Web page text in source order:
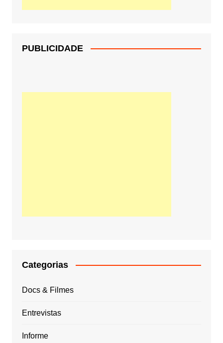
PUBLICIDADE
Categorias
Docs & Filmes
Entrevistas
Informe